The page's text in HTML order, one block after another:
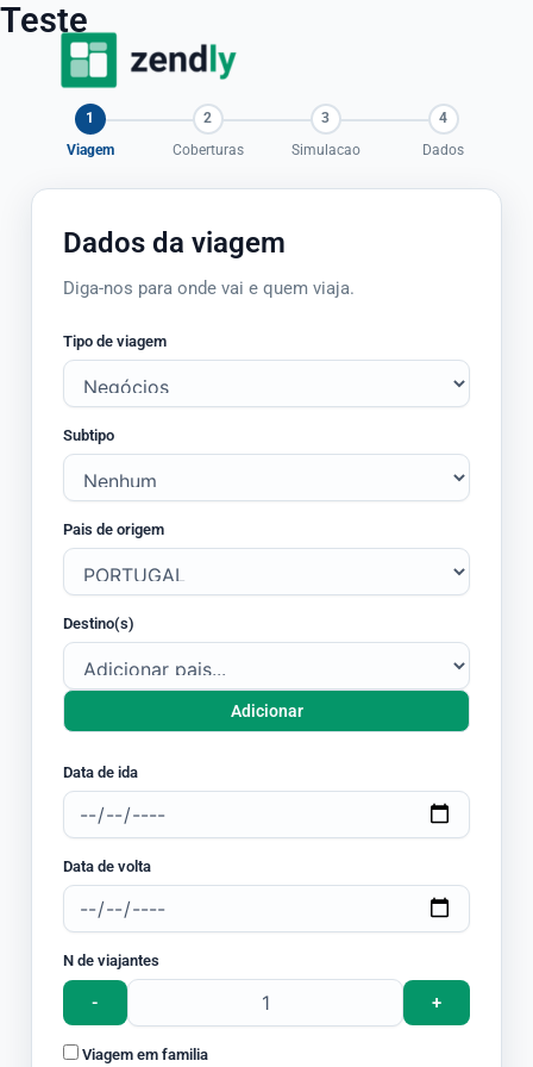
Ir
Teste
Viagem Coberturas Simulacao Dados
Dados da viagem
Diga-nos para onde vai e quem viaja.
Tipo de viagem
Subtipo
Pais de origem
Destino(s)
Adicionar
Data de ida
Data de volta
N de viajantes
- +
Viagem em familia